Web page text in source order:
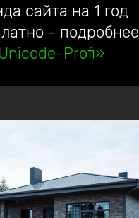
сайта на 1 год
- подробнее
Profi»